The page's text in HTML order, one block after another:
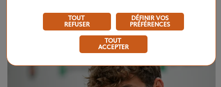
Alexander Zverev (finale)
TOUT
REFUSER
DÉFINIR VOS
PRÉFÉRENCES
TOUT
ACCEPTER